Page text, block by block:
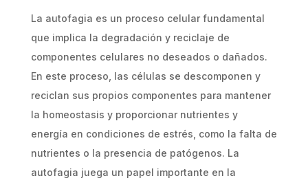
La autofagia es un proceso celular fundamental
que implica la degradación y reciclaje de
componentes celulares no deseados o dañados.
En este proceso, las células se descomponen y
reciclan sus propios componentes para mantener
la homeostasis y proporcionar nutrientes y
energía en condiciones de estrés, como la falta de
nutrientes o la presencia de patógenos. La
autofagia juega un papel importante en la